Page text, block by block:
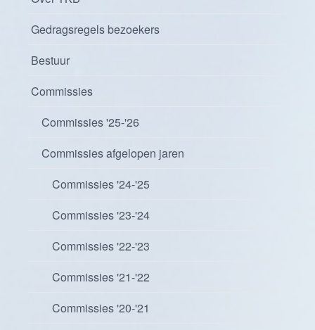
Gedragsregels bezoekers
Bestuur
Commissies
Commissies '25-'26
Commissies afgelopen jaren
Commissies '24-'25
Commissies '23-'24
Commissies '22-'23
Commissies '21-'22
Commissies '20-'21